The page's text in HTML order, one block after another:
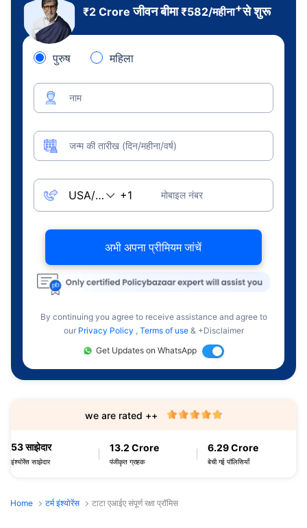
₹2 Croreजीवन बीमा₹582/महीना+से शुरू
पुरुष महिला
नाम
जन्म की तारीख (दिन/महीना/वर्ष)
मोबाइल नंबर
अभी अपना प्रीमियम जांचें
By continuing you agree to receive assistance and agree to
our Privacy Policy , Terms of use & +Disclaimer
Get Updates on WhatsApp
53 साझेदार
इंश्योरेंस साझेदार
13.2 Crore
पंजीकृत ग्राहक
6.29 Crore
बेची गई पॉलिसियाँ
we are rated ++
Home टर्म इंश्योरेंस टाटा एआईए संपूर्ण रक्षा प्रॉमिस